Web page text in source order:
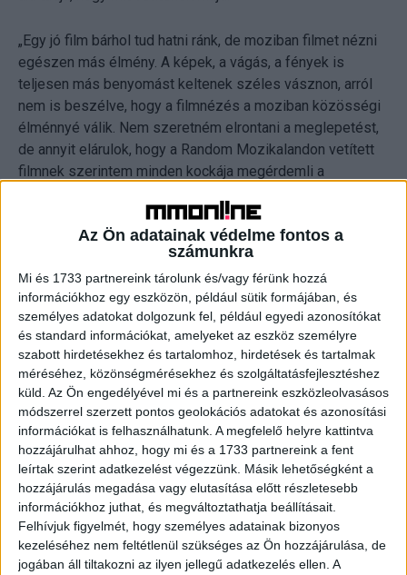
Az Ön adatainak védelme fontos a
számunkra
Mi és 1733 partnereink tárolunk és/vagy férünk hozzá
információkhoz egy eszközön, például sütik formájában, és
személyes adatokat dolgozunk fel, például egyedi azonosítókat
és standard információkat, amelyeket az eszköz személyre
szabott hirdetésekhez és tartalomhoz, hirdetések és tartalmak
méréséhez, közönségmérésekhez és szolgáltatásfejlesztéshez
küld. Az Ön engedélyével mi és a partnereink eszközleolvasásos
módszerrel szerzett pontos geolokációs adatokat és azonosítási
információkat is felhasználhatunk. A megfelelő helyre kattintva
hozzájárulhat ahhoz, hogy mi és a 1733 partnereink a fent
leírtak szerint adatkezelést végezzünk. Másik lehetőségként a
hozzájárulás megadása vagy elutasítása előtt részletesebb
információkhoz juthat, és megváltoztathatja beállításait.
Felhívjuk figyelmét, hogy személyes adatainak bizonyos
kezeléséhez nem feltétlenül szükséges az Ön hozzájárulása, de
jogában áll tiltakozni az ilyen jellegű adatkezelés ellen. A
„Egy jó film bárhol tud hatni ránk, de moziban filmet nézni
egészen más élmény. A képek, a vágás, a fények is
teljesen más benyomást keltenek széles vásznon, arról
nem is beszélve, hogy a filmnézés a moziban közösségi
élménnyé válik. Nem szeretném elrontani a meglepetést,
de annyit elárulok, hogy a Random Mozikalandon vetített
filmnek szerintem minden kockája megérdemli a
éljük át a történetét” – mondta el Hajós András.
„A Cinema Citynél folyamatosan keressük a
lehetőségeket arra, hogy a legjobb élményt biztosítsuk a
moziba látogatóknak. Ebbe – az egyedülálló kép- és
hangminőséget biztosító infrastruktúrán túl -
beletartoznak az olyan gyakorlatias szempontok, mint a
székek kényelme, a termek tisztasága, vagy éppen a
büfében kínált klasszikus mozis snackek és a
rendszeresen jelentkező különlegességek. A mozi
mindenkit összehoz: a bal oldalunkon ülő néző lehet, hogy
a barátunk vagy családtagunk, de a jobb oldali talán
ismeretlen. Viszont a film, a rendező, a színészek vagy a
mozizás iránti szeretet közös minden nézőben, aki az
adott vetítésen ül. Ezúttal maga a film lesz a csemege,
amivel a moziba járás varázsát szeretnénk még
izgalmasabbá tenni” – mondta el Buda Andrea, a Cinema